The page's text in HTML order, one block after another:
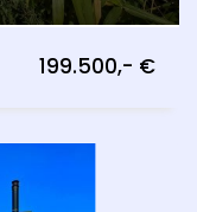
199.500,- €